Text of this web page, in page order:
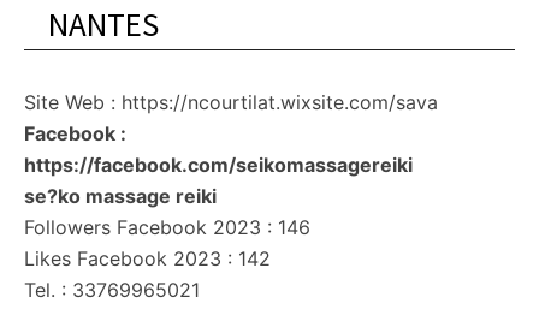
NANTES
Site Web : https://ncourtilat.wixsite.com/sava
Facebook :
https://facebook.com/seikomassagereiki
se?ko massage reiki
Followers Facebook 2023 : 146
Likes Facebook 2023 : 142
Tel. : 33769965021